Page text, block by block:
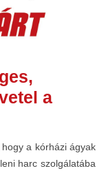
a
a kórházi ágyak
harc szolgálatába